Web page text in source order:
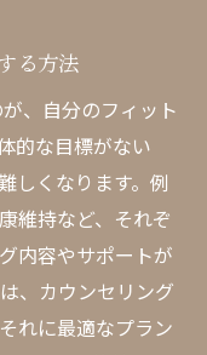
性専用トレー
レーニングプ
ーニングルー
ポート体制
サポート内容
ケアの充実
る方法
、自分のフィット
的な目標がない
しくなります。例
維持など、それぞ
内容やサポートが
、カウンセリング
れに最適なプラン